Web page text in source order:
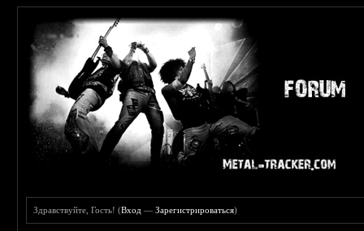
Здравствуйте, Гость! (Вход —Зарегистрироваться)